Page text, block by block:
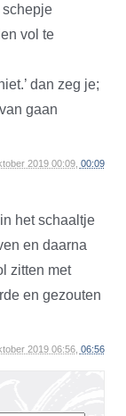
schepje
vol te
dan zeg je;
gaan
2019 00:09, 00:09
het schaaltje
en daarna
zitten met
en gezouten
2019 06:56, 06:56